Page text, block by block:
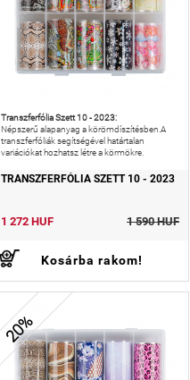
Transzferfólia Szett 10 - 2023:
Népszerű alapanyag a körömdíszítésben.A
transzferfóliák segítségével határtalan
variációkat hozhatsz létre a körmökre.
TRANSZFERFÓLIA SZETT 10 - 2023
1 272 HUF 1 590 HUF
Kosárba rakom!
20%